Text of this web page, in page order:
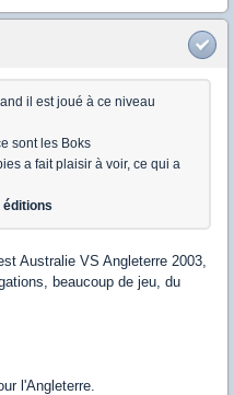
il est joué à ce niveau
sont les Boks
a fait plaisir à voir, ce qui a
éditions
Australie VS Angleterre 2003,
beaucoup de jeu, du
l'Angleterre.